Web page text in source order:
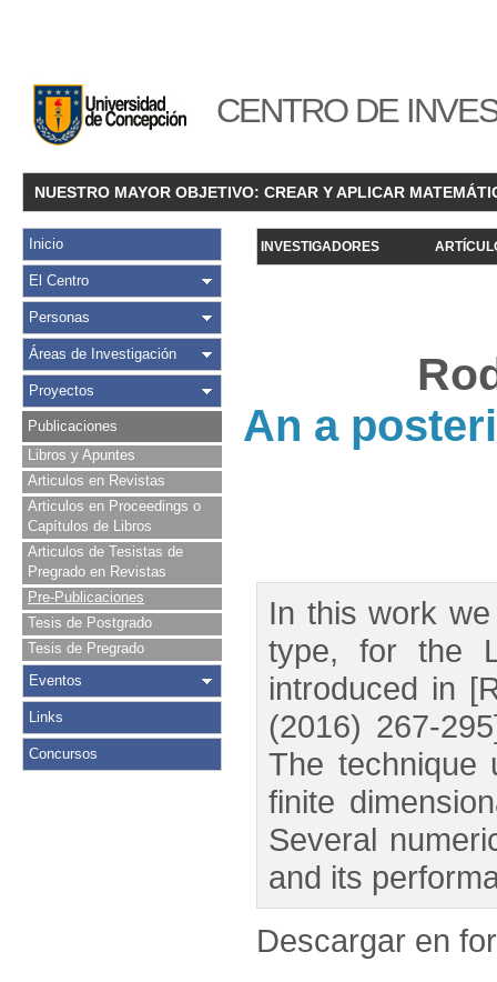
CENTRO DE
NUESTRO MAYOR OBJETIVO: CREAR Y APLICAR
Inicio
El Centro
Personas
Áreas de Investigación
Proyectos
Publicaciones
Libros y Apuntes
Articulos en Revistas
Articulos en Proceedings o
Capítulos de Libros
Articulos de Tesistas de
Pregrado en Revistas
Pre-Publicaciones
Tesis de Postgrado
Tesis de Pregrado
Eventos
Links
Concursos
INVESTIGADORES
An a
In this work
type, for the
introduced in
(2016) 267-
The technique
finite
Several
and its
Descargar en